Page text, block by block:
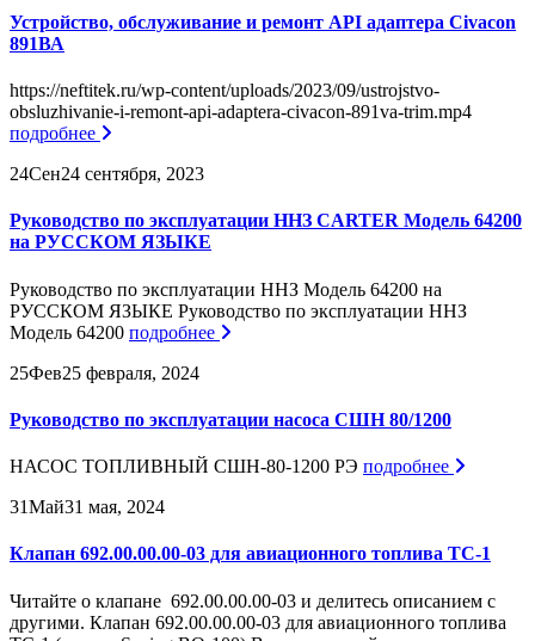
Устройство, обслуживание и ремонт API адаптера Civacon
891ВА
https://neftitek.ru/wp-content/uploads/2023/09/ustrojstvo-
obsluzhivanie-i-remont-api-adaptera-civacon-891va-trim.mp4
подробнее
24Сен24 сентября, 2023
Руководство по эксплуатации ННЗ CARTER Модель 64200
на РУССКОМ ЯЗЫКЕ
Руководство по эксплуатации ННЗ Модель 64200 на
РУССКОМ ЯЗЫКЕ Руководство по эксплуатации ННЗ
Модель 64200 подробнее
25Фев25 февраля, 2024
Руководство по эксплуатации насоса СШН 80/1200
НАСОС ТОПЛИВНЫЙ СШН-80-1200 РЭ подробнее
31Май31 мая, 2024
Клапан 692.00.00.00-03 для авиационного топлива ТС-1
Читайте о клапане 692.00.00.00-03 и делитесь описанием с
другими. Клапан 692.00.00.00-03 для авиационного топлива